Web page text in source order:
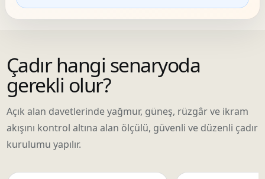
Çadır hangi senaryoda
gerekli olur?
Açık alan davetlerinde yağmur, güneş, rüzgâr ve ikram
akışını kontrol altına alan ölçülü, güvenli ve düzenli çadır
kurulumu yapılır.